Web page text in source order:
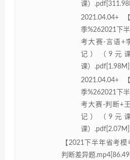
课）
季%262021下
考大赛-言语+
记）（9元
课）.pdf[1.98M]
季%262021下
考大赛-判断+
记）（9元
课）.pdf[2.07M]
【2021下半年省考
判断差异题